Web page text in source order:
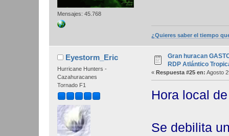
Mensajes: 45.768
¿Quieres saber el tiempo
Eyestorm_Eric
Hurricane Hunters -
Cazahuracanes
Tornado F1
Gran huracan
RDP Atlántico
« Respuesta #25 en: Agosto
Hora local
Se debilita